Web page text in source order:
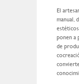
El
manual,
ponen a
de